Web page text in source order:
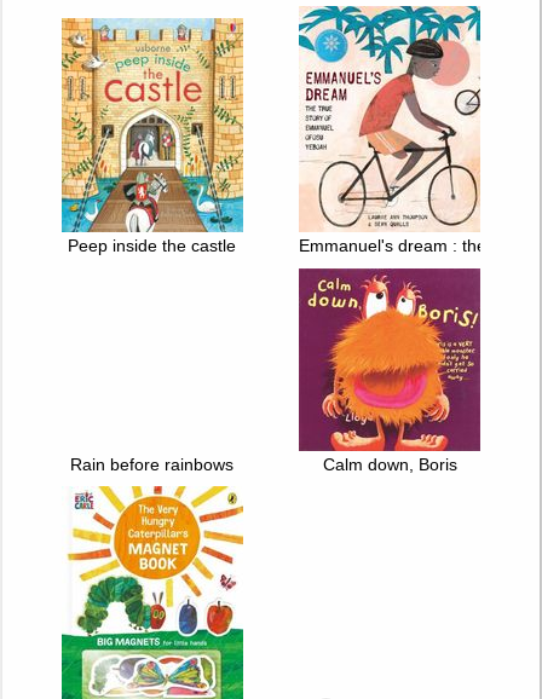
Peep inside the castle Emmanuel's dream : the true
Rain before rainbows Calm down, Boris